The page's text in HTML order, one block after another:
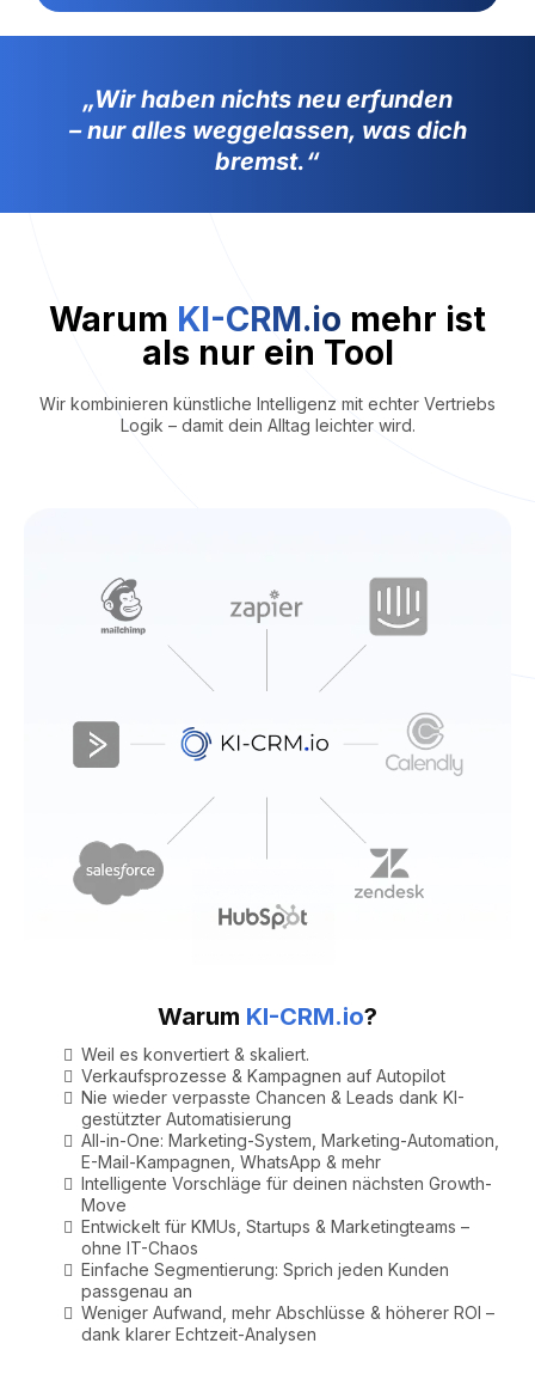
„Wir haben nichts neu erfunden
– nur alles weggelassen, was dich
bremst.“
Warum KI-CRM.io mehr ist
als nur ein Tool
Wir kombinieren künstliche Intelligenz mit echter Vertriebs
Logik – damit dein Alltag leichter wird.
Warum KI-CRM.io?
Weil es konvertiert & skaliert.
Verkaufsprozesse & Kampagnen auf Autopilot
Nie wieder verpasste Chancen & Leads dank KI-
gestützter Automatisierung
All-in-One: Marketing-System, Marketing-Automation,
E-Mail-Kampagnen, WhatsApp & mehr
Intelligente Vorschläge für deinen nächsten Growth-
Move
Entwickelt für KMUs, Startups & Marketingteams –
ohne IT-Chaos
Einfache Segmentierung: Sprich jeden Kunden
passgenau an
Weniger Aufwand, mehr Abschlüsse & höherer ROI –
dank klarer Echtzeit-Analysen